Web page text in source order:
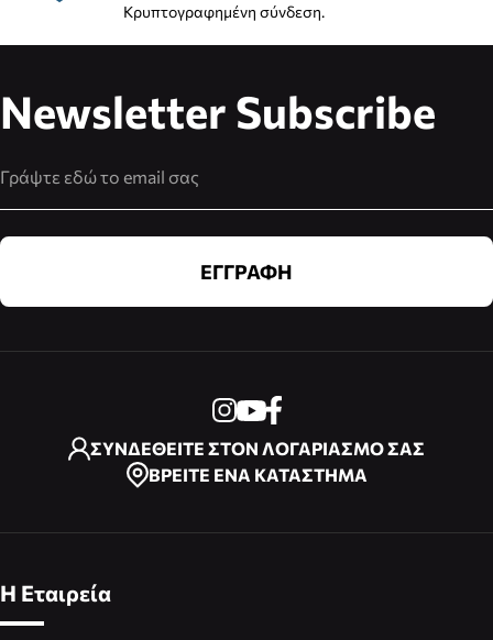
Κρυπτογραφημένη σύνδεση.
Newsletter Subscribe
ΕΓΓΡΑΦΗ
ΣΥΝΔΕΘΕΙΤΕ ΣΤΟΝ ΛΟΓΑΡΙΑΣΜΟ ΣΑΣ
ΒΡΕΙΤΕ ΕΝΑ ΚΑΤΑΣΤΗΜΑ
Η Εταιρεία